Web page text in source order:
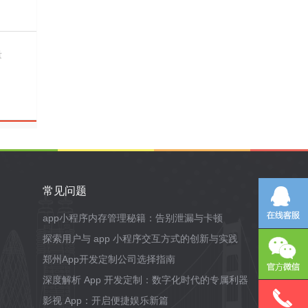
常见问题
app小程序内存管理秘籍：告别泄漏与卡顿
探索用户与 app 小程序交互方式的创新与实践
郑州App开发定制公司选择指南
深度解析 App 开发定制：数字化时代的专属利器
影视 App：开启便捷娱乐新篇